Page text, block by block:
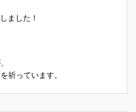
ました！
祈っています。